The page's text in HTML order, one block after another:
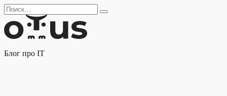
Перейти
к
содержанию
Search
for:
Блог про IT